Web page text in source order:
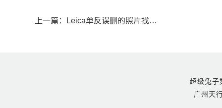
上一篇： ‌Leica单反误删的照片找得回来吗(Leica单反照片误删了怎么恢复)
超级兔
广州天